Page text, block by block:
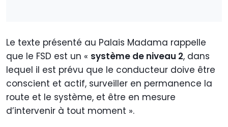
Le texte présenté au Palais Madama rappelle
que le FSD est un « système de niveau 2, dans
lequel il est prévu que le conducteur doive être
conscient et actif, surveiller en permanence la
route et le système, et être en mesure
d’intervenir à tout moment ».